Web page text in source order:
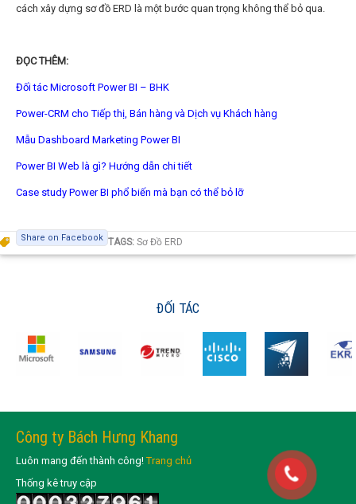
cách xây dựng sơ đồ ERD là một bước quan trọng không thể bỏ qua.
ĐỌC THÊM:
Đối tác Microsoft Power BI – BHK
Power-CRM cho Tiếp thị, Bán hàng và Dịch vụ Khách hàng
Mẫu Dashboard Marketing Power BI
Power BI Web là gì? Hướng dẫn chi tiết
Case study Power BI phổ biến mà bạn có thể bỏ lỡ
Share on Facebook TAGS: Sơ Đồ ERD
ĐỐI TÁC
Công ty Bách Hưng Khang
Luôn mang đến thành công!Trang chủ
Thống kê truy cập